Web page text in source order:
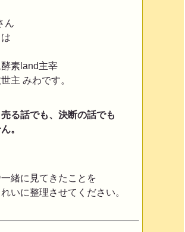
素land主宰
主 みわです。
売る話でも、決断の話でも
。
緒に見てきたことを
いに整理させてください。